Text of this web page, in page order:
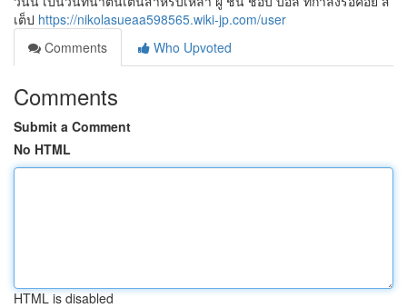
เต็ป https://nikolasueaa598565.wiki-jp.com/user
Comments
Who Upvoted
Comments
Submit a Comment
No HTML
HTML is disabled